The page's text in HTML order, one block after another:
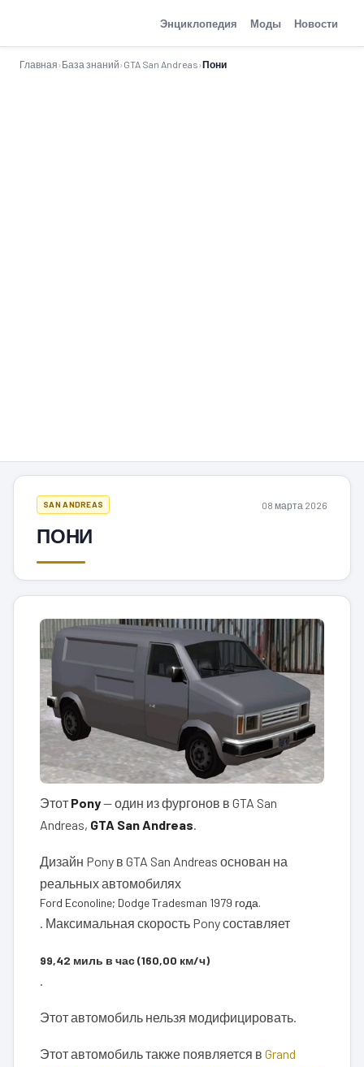
Энциклопедия Моды Новости
Главная›База знаний›GTA San Andreas›Пони
SAN ANDREAS 08 марта 2026
ПОНИ
Этот Pony— один из фургонов в GTA San
Andreas, GTA San Andreas.
Дизайн Pony в GTA San Andreas основан на
реальных автомобилях
Ford Econoline; Dodge Tradesman 1979 года.
. Максимальная скорость Pony составляет
99,42 миль в час (160,00 км/ч)
.
Этот автомобиль нельзя модифицировать.
Этот автомобиль также появляется в Grand